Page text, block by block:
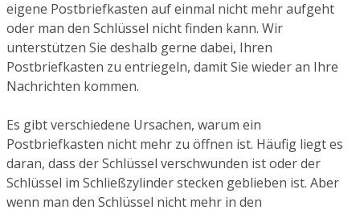
eigene Postbriefkasten auf einmal nicht mehr aufgeht
oder man den Schlüssel nicht finden kann. Wir
unterstützen Sie deshalb gerne dabei, Ihren
Postbriefkasten zu entriegeln, damit Sie wieder an Ihre
Nachrichten kommen.
Es gibt verschiedene Ursachen, warum ein
Postbriefkasten nicht mehr zu öffnen ist. Häufig liegt es
daran, dass der Schlüssel verschwunden ist oder der
Schlüssel im Schließzylinder stecken geblieben ist. Aber
wenn man den Schlüssel nicht mehr in den